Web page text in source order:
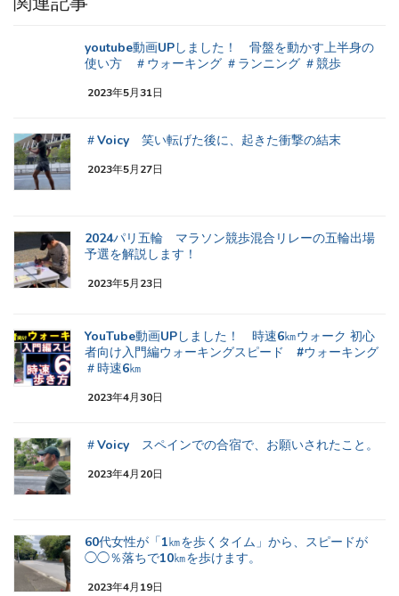
youtube動画UPしました！ 骨盤を動かす上半身の
使い方 ＃ウォーキング ＃ランニング ＃競歩
2023年5月31日
＃Voicy 笑い転げた後に、起きた衝撃の結末
2023年5月27日
2024パリ五輪 マラソン競歩混合リレーの五輪出場
予選を解説します！
2023年5月23日
YouTube動画UPしました！ 時速6㎞ウォーク 初心
者向け入門編ウォーキングスピード #ウォーキング
＃時速6㎞
2023年4月30日
＃Voicy スペインでの合宿で、お願いされたこと。
2023年4月20日
60代女性が「1㎞を歩くタイム」から、スピードが
◯◯％落ちで10㎞を歩けます。
2023年4月19日